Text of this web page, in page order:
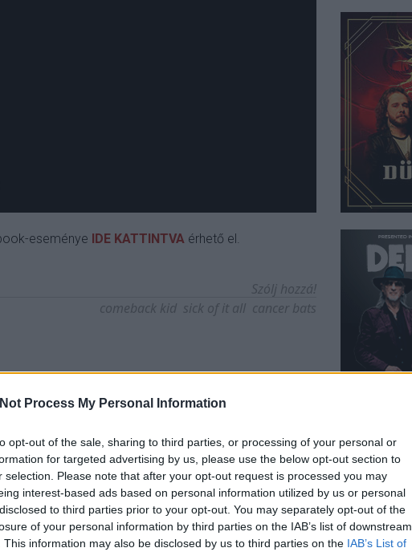
Process My Personal Information
opt-out of the sale, sharing to third parties, or processing of your personal or
for targeted advertising by us, please use the below opt-out section to
selection. Please note that after your opt-out request is processed you may
interest-based ads based on personal information utilized by us or personal
to third parties prior to your opt-out. You may separately opt-out of the
of your personal information by third parties on the IAB’s list of downstream
This information may also be disclosed by us to third parties on the IAB’s List of
eseménye IDE KATTINTVA érhető el.
Szólj hozzá!
comeback kid sick of it all cancer bats
trackback címe: